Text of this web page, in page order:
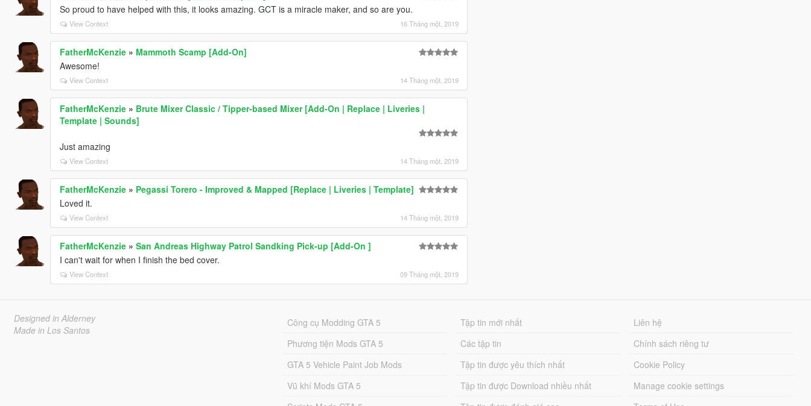
So proud to have helped with this, it looks amazing. GCT is a miracle maker, and so are you.
View Context 16 Tháng một, 2019
FatherMcKenzie» Mammoth Scamp [Add-On]
Awesome!
View Context 14 Tháng một, 2019
FatherMcKenzie» Brute Mixer Classic / Tipper-based Mixer [Add-On | Replace | Liveries |
Template | Sounds]
Just amazing
View Context 14 Tháng một, 2019
FatherMcKenzie» Pegassi Torero - Improved & Mapped [Replace | Liveries | Template]
Loved it.
View Context 14 Tháng một, 2019
FatherMcKenzie» San Andreas Highway Patrol Sandking Pick-up [Add-On ]
I can't wait for when I finish the bed cover.
View Context 09 Tháng một, 2019
Designed in Alderney
Made in Los Santos
Công cụ Modding GTA 5
Phương tiện Mods GTA 5
GTA 5 Vehicle Paint Job Mods
Vũ khí Mods GTA 5
Tập tin mới nhất
Các tập tin
Tập tin được yêu thích nhất
Tập tin được Download nhiều nhất
Liên hệ
Chính sách riêng tư
Cookie Policy
Manage cookie settings